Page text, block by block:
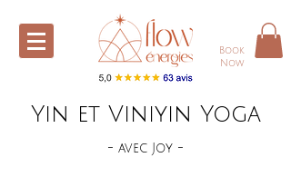
Book
Now
Yin et Viniyin Yoga
- avec Joy -